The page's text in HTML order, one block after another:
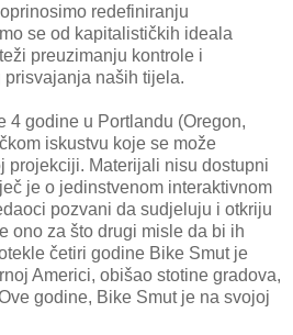
redefiniranju
se od kapitalističkih ideala
preuzimanju kontrole i
naših tijela.
4 godine u Portlandu (Oregon,
iskustvu koje se može
projekciji. Materijali nisu dostupni
je o jedinstvenom interaktivnom
pozvani da sudjeluju i otkriju
ono za što drugi misle da bi ih
četiri godine Bike Smut je
Americi, obišao stotine gradova,
godine, Bike Smut je na svojoj